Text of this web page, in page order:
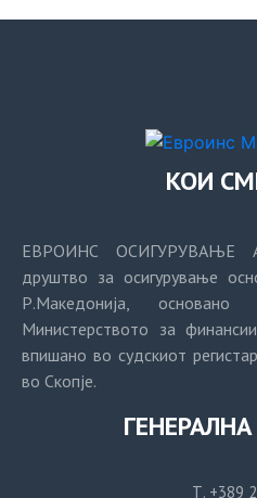
КОИ
ЕВРОИНС ОСИГУРУВАЊЕ
друштво за осигурување
Р.Македонија,
Министерството за
впишано во судскиот
во Скопје.
Т. +389